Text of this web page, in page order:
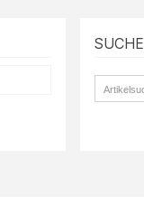
SUCHE